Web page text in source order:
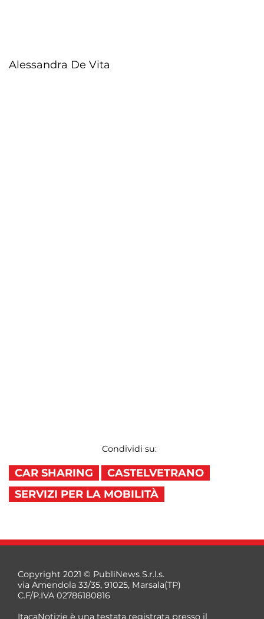
Alessandra De Vita
Condividi su:
CAR SHARING
CASTELVETRANO
SERVIZI PER LA MOBILITÀ
Copyright 2021 © PubliNews S.r.l.s.
via Amendola 33/35, 91025, Marsala(TP)
C.F/P.IVA 02786180816
ItacaNotizie è una testata registrata presso il